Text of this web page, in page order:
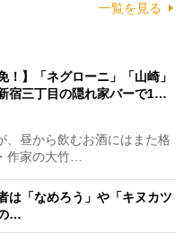
一覧を見る
！】「ネグローニ」「山崎」
宿三丁目の隠れ家バーで1…
昼から飲むお酒にはまた格
作家の大竹…
は「なめろう」や「キヌカツ
…